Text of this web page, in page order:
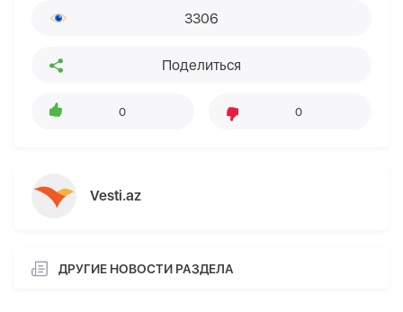
3306
Поделиться
0 0
Vesti.az
ДРУГИЕ НОВОСТИ РАЗДЕЛА